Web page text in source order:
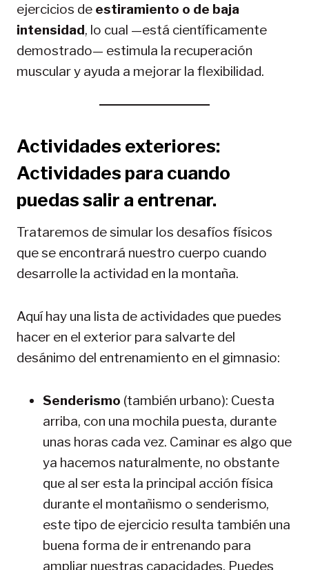
ejercicios de estiramiento o de baja
intensidad, lo cual —está científicamente
demostrado— estimula la recuperación
muscular y ayuda a mejorar la flexibilidad.
Actividades exteriores:
Actividades para cuando
puedas salir a entrenar.
Trataremos de simular los desafíos físicos
que se encontrará nuestro cuerpo cuando
desarrolle la actividad en la montaña.
Aquí hay una lista de actividades que puedes
hacer en el exterior para salvarte del
desánimo del entrenamiento en el gimnasio:
Senderismo (también urbano): Cuesta
arriba, con una mochila puesta, durante
unas horas cada vez. Caminar es algo que
ya hacemos naturalmente, no obstante
que al ser esta la principal acción física
durante el montañismo o senderismo,
este tipo de ejercicio resulta también una
buena forma de ir entrenando para
ampliar nuestras capacidades. Puedes